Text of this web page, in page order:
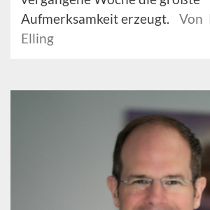
Aufmerksamkeit erzeugt.
Von
Elling